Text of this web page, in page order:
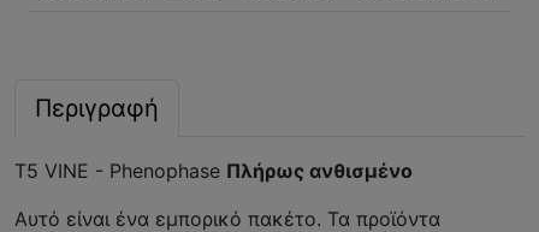
Περιγραφή
T5 VINE - Phenophase Πλήρως ανθισμένο
Αυτό είναι ένα εμπορικό πακέτο. Τα προϊόντα